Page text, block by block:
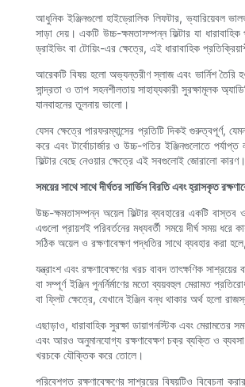
আধুনিক ইঞ্জিনগুলো হাইড্রোলিক লিফটার, ভ্যারিয়েবল ভালভ
সাড়া দেয়। একটি উচ্চ-ক্ষমতাসম্পন্ন ফিল্টার যা
ড্রাইভিং বা টোয়িং-এর ক্ষেত্রে, এই ধারাবাহিক
আরেকটি বিষয় হলো অভ্যন্তরীণ স্লাজ এবং ভার্নিশ তৈরি
সান্দ্রতা ও তাপ সহনশীলতায় সাহায্যকারী সুরক্ষামূলক
যানবাহনের তুলনায় ভালো।
যেসব ক্ষেত্রে পারফরম্যান্সের প্রতিটি দিকই গুরুত্বপূর্ণ,
করে এবং টার্বোচার্জার ও উচ্চ-গতির ইঞ্জিনগুলোতে
ফিল্টার বেছে নেওয়ার ক্ষেত্রে এই সবগুলোই জোরালো কারণ।
সময়ের সাথে সাথে দীর্ঘতর সার্ভিস বিরতি এবং হ্রাসকৃত
উচ্চ-ক্ষমতাসম্পন্ন অয়েল ফিল্টার ব্যবহারের একটি
এগুলো প্রায়শই পরিবর্তনের মধ্যবর্তী সময়ে দীর্ঘ সময়
সঠিক অয়েল ও রক্ষণাবেক্ষণ পদ্ধতির সাথে ব্যবহার করা
যন্ত্রাংশ এবং রক্ষণাবেক্ষণের খরচ বাবদ তাৎক্ষণিক
বা সম্পূর্ণ ইঞ্জিন পুনর্নির্মাণের মতো ব্যয়বহুল মেরামত
বা ফ্লিট ক্ষেত্রে, যেখানে ইঞ্জিন বন্ধ থাকার অর্থ হলো
এছাড়াও, ধারাবাহিক সুরক্ষা ডায়াগনস্টিক এবং
এবং আরও অনুমানযোগ্য রক্ষণাবেক্ষণ চক্র ব্যক্তি ও ব্যবসা
খরচকে যৌক্তিক করে তোলে।
পরিবেশগত রক্ষণাবেক্ষণের সাশ্রয়ের বিষয়টিও